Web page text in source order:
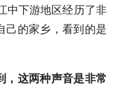
中下游地区经历了非
己的家乡，看到的是
，这两种声音是非常